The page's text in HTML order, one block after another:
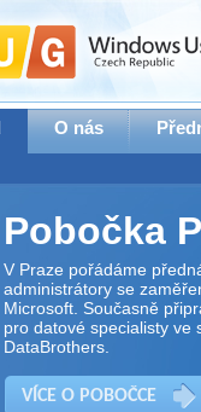
O nás
Pobočka
V Praze pořádáme
administrátory se
Microsoft. Současně
pro datové specialisty ve
DataBrothers.
VÍCE O POBOČCE